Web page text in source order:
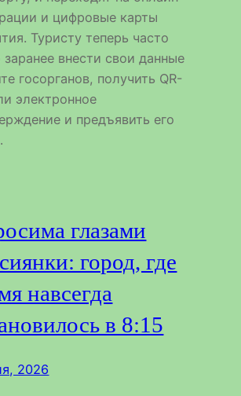
и цифровые карты
Туристу теперь часто
внести свои данные
госорганов, получить QR-
электронное
и предъявить его
глазами
город, где
навсегда
в 8:15
2026